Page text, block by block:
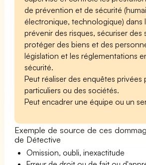
de prévention et de sécurité
électronique, technologique) dans
prévenir des risques, sécuriser des
protéger des biens et des
législation et les réglementations
sécurité.
Peut réaliser des enquêtes privées
particuliers ou des sociétés.
Peut encadrer une équipe ou un
Exemple de source de ces
de Détective
Omission, oubli, inexactitude